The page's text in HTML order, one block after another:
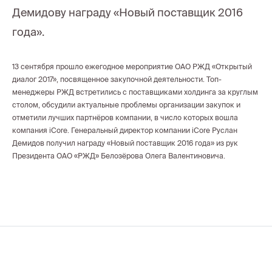
Демидову награду «Новый поставщик 2016
года».
13 сентября прошло ежегодное мероприятие ОАО РЖД «Открытый
диалог 2017», посвященное закупочной деятельности. Топ-
менеджеры РЖД встретились с поставщиками холдинга за круглым
столом, обсудили актуальные проблемы организации закупок и
отметили лучших партнёров компании, в число которых вошла
компания iCore. Генеральный директор компании iCore Руслан
Демидов получил награду «Новый поставщик 2016 года» из рук
Президента ОАО «РЖД» Белозёрова Олега Валентиновича.